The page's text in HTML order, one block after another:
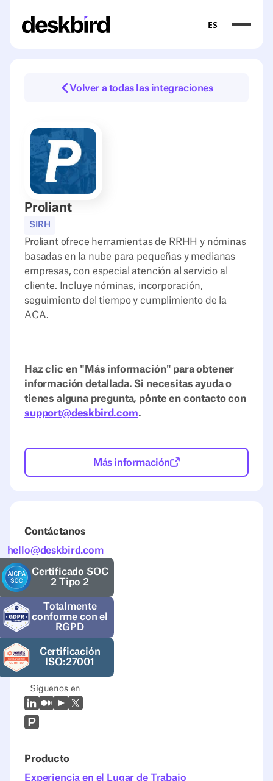
ES
Volver a todas las integraciones
Proliant
SIRH
Proliant ofrece herramientas de RRHH y nóminas
basadas en la nube para pequeñas y medianas
empresas, con especial atención al servicio al
cliente. Incluye nóminas, incorporación,
seguimiento del tiempo y cumplimiento de la
ACA.
Haz clic en "Más información" para obtener
información detallada. Si necesitas ayuda o
tienes alguna pregunta, pónte en contacto con
support@deskbird.com.
Más información
Contáctanos
hello@deskbird.com
Certificado SOC
2 Tipo 2
Totalmente
conforme con el
RGPD
Certificación
ISO:27001
Síguenos en
LinkedIn
Mediano
YoutubeX (Twitter)
Prodcut Hunt
Producto
Experiencia en el Lugar de Trabajo